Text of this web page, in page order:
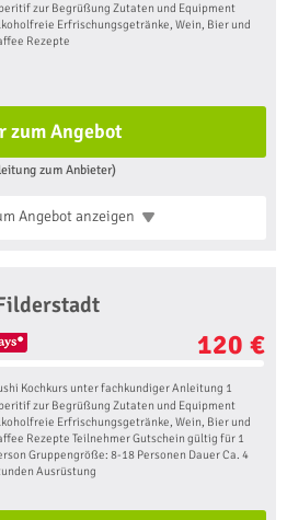
zur Begrüßung Zutaten und Equipment
Erfrischungsgetränke, Wein, Bier und
Rezepte
zum Angebot
zum Anbieter)
Angebotanzeigen
120 €
Kochkurs unter fachkundiger Anleitung 1
zur Begrüßung Zutaten und Equipment
Erfrischungsgetränke, Wein, Bier und
Rezepte Teilnehmer Gutschein gültig für 1
Gruppengröße: 8-18 Personen Dauer Ca. 4
Ausrüstung